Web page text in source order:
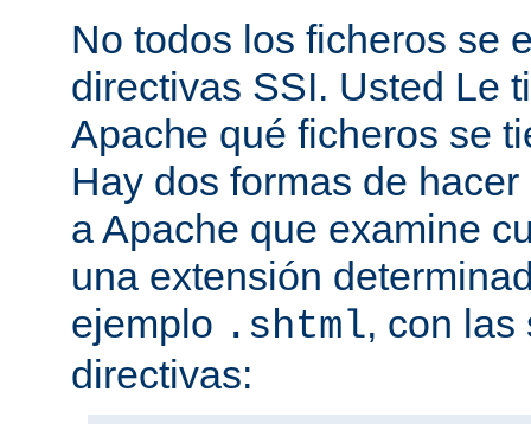
No todos los ficheros se
directivas SSI. Usted Le
Apache qué ficheros se
Hay dos formas de
a Apache que examine
una extensión
ejemplo .shtml, con las
directivas: